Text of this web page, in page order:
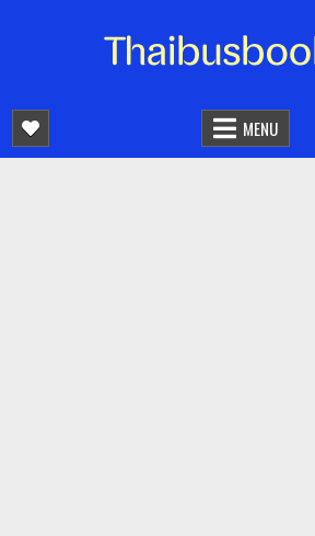
จองตั๋วรถออนไลน์ 24 ชั่วโมง
MENU